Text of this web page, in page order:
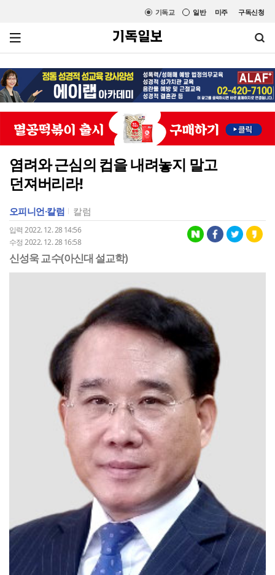
미주 구독신청
일반
기독교
염려와 근심의 컵을 내려놓지 말고
던져버리라!
오피니언·칼럼 칼럼
입력 2022. 12. 28 14:56
수정 2022. 12. 28 16:58
신성욱 교수(아신대 설교학)